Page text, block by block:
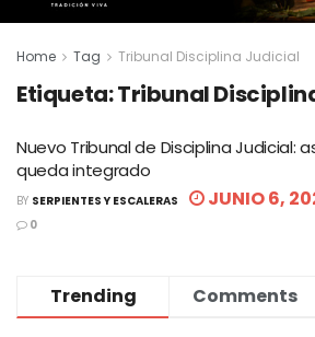
Home Tag Tribunal Disciplina Judicial
Etiqueta:Tribunal
Nuevo Tribunal de Disciplina Judicial:
queda integrado
BY SERPIENTES Y ESCALERAS JUNIO 6,
0
Trending Comments